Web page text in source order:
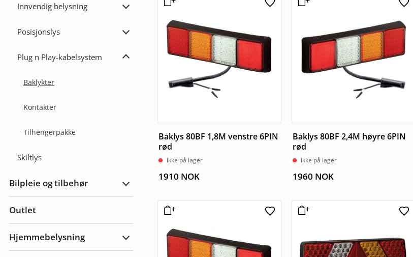
Innvendig belysning
Utvid
Posisjonslys
Utvid
Plug n Play-kabelsystem
Utvid
Baklykter
Kontakter
Tilhengerpakke
Skiltlys
Bilpleie og tilbehør
Utvid
Outlet
Hjemmebelysning
Utvid
Hjemmebelysning
Baklys 80BF 1,8M venstre 6PIN
rød
Ikke på lager
1910 NOK
Baklys 80BF 2,4M høyre 6PIN
rød
Ikke på lager
1960 NOK